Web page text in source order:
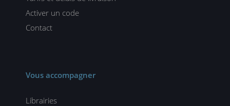
Activer un code
Contact
Vous accompagner
Librairies